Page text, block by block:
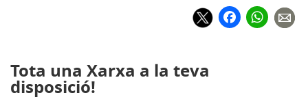
Tota una Xarxa a la teva
disposició!